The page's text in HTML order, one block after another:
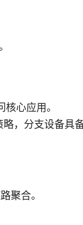
心应用。
，分支设备具
聚合。